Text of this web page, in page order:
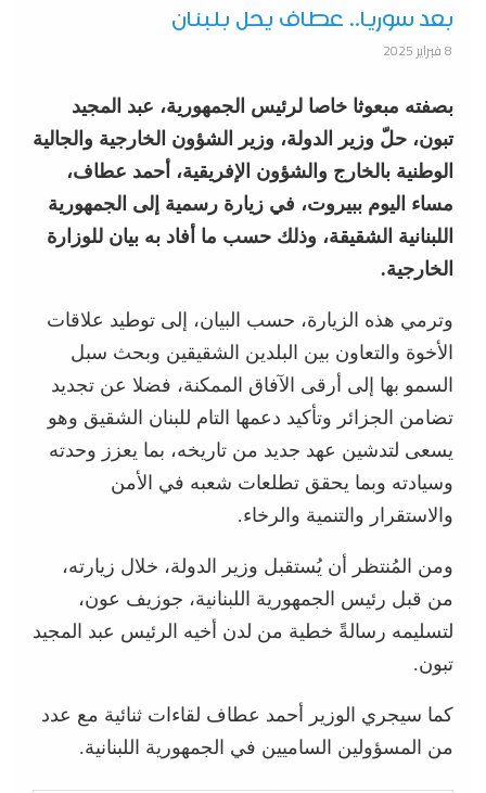
بعد سوريا.. عطاف يحل بلبنان
8 فبراير 2025
بصفته مبعوثا خاصا لرئيس الجمهورية، عبد المجيد
تبون، حلّ وزير الدولة، وزير الشؤون الخارجية والجالية
الوطنية بالخارج والشؤون الإفريقية، أحمد عطاف،
مساء اليوم ببيروت، في زيارة رسمية إلى الجمهورية
اللبنانية الشقيقة، وذلك حسب ما أفاد به بيان للوزارة
الخارجية.
وترمي هذه الزيارة، حسب البيان، إلى توطيد علاقات
الأخوة والتعاون بين البلدين الشقيقين وبحث سبل
السمو بها إلى أرقى الآفاق الممكنة، فضلا عن تجديد
تضامن الجزائر وتأكيد دعمها التام للبنان الشقيق وهو
يسعى لتدشين عهد جديد من تاريخه، بما يعزز وحدته
وسيادته وبما يحقق تطلعات شعبه في الأمن
والاستقرار والتنمية والرخاء.
ومن المُنتظر أن يُستقبل وزير الدولة، خلال زيارته،
من قبل رئيس الجمهورية اللبنانية، جوزيف عون،
لتسليمه رسالةً خطية من لدن أخيه الرئيس عبد المجيد
تبون.
كما سيجري الوزير أحمد عطاف لقاءات ثنائية مع عدد
من المسؤولين الساميين في الجمهورية اللبنانية.